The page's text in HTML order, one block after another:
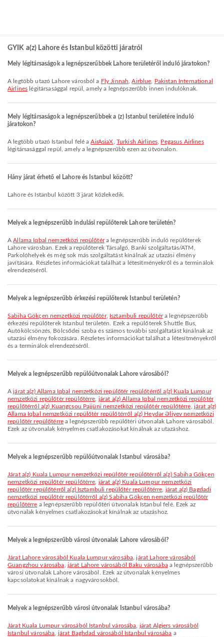
GYIK a(z) Lahore és Istanbul közötti járatról
Mely légitársaságok a legnépszerűbbek Lahore területéről induló járatokon?
A legtöbb utazó Lahore városból a Fly Jinnah ,Airblue
Pakistan International
Airlines légitársasággal repül, amely a legnépszerűbb innen indulóknak.
Mely légitársaságok a legnépszerűbbek a (z) Istanbul területére induló
járatokon?
A legtöbb utazó Istanbul felé aAirAsiaX Turkish Airlines Pegasus Airlines
légitársasággal repül, amely a legnépszerűbb ezen az útvonalon.
Hány járat érhető el Lahore és Istanbul között?
Lahore és Istanbul között 3 járat közlekedik.
Melyek a legnépszerűbb indulási repülőterek Lahore területén?
AAllama Iqbal nemzetközi repülőtéra legnépszerűbb induló repülőterek
Lahore városban. Ezek a repülőterek Társalgó, Banki szolgáltatás/ATM,
Parkolóhelyek és még sok más szolgáltatást kínálnak az utazási élmény
javítására. Részletes információkat találhat a létesítményekről és a terminálok
elrendezéséről.
Melyek a legnépszerűbb érkezési repülőterek Istanbul területén?
Sabiha Gökçen nemzetközi repülőtér, Isztambuli repülőtéra legnépszerűbb
érkezési repülőterek Istanbul területén. Ezek a repülőterek Shuttle Bus,
Autókölcsönzés, Bölcsődei szoba és számos további szolgáltatást kínálnak az
utazási élmény fokozására. Részletes információkat találhat a létesítményekről
és a terminálok elrendezéséről.
Melyek a legnépszerűbb repülőútvonalak Lahore városából?
Ajárat a(z) Allama Iqbal nemzetközi repülőtér repülőtérről a(z) Kuala Lumpur
nemzetközi repülőtér repülőtérre járat a(z) Allama Iqbal nemzetközi repülőtér
repülőtérről a(z) Kuangcsou Pajjüni nemzetközi repülőtér repülőtérre járat a(z)
Allama Iqbal nemzetközi repülőtér repülőtérről a(z) Heydər Əliyev nemzetközi
repülőtér repülőtérrea legnépszerűbb repülőtéri útvonalak Lahore városából.
Ezek az útvonalak kényelmes csatlakozásokat kínálnak az utazáshoz.
Melyek a legnépszerűbb repülőútvonalak Istanbul városába?
járat a(z) Kuala Lumpur nemzetközi repülőtér repülőtérről a(z) Sabiha Gökçen
nemzetközi repülőtér repülőtérre járat a(z) Kuala Lumpur nemzetközi
repülőtér repülőtérről a(z) Isztambuli repülőtér repülőtérre járat a(z) Bagdadi
nemzetközi repülőtér repülőtérről a(z) Sabiha Gökçen nemzetközi repülőtér
repülőtérre a legnépszerűbb repülőtéri útvonalak Istanbul felé. Ezek az
útvonalak kényelmes csatlakozásokat kínálnak az utazáshoz.
Melyek a legnépszerűbb városi útvonalak Lahore városából?
járat Lahore városából Kuala Lumpur városába ,járat Lahore városából
Guangzhou városába járat Lahore városából Baku városábaa legnépszerűbb
városi útvonalak Lahore városából. Ezek az útvonalak kényelmes
kapcsolatokat kínálnak a nagyvárosokból.
Melyek a legnépszerűbb városi útvonalak Istanbul városába?
járat Kuala Lumpur városából Istanbul városába járat Algiers városából
Istanbul városába járat Baghdad városából Istanbul városába a